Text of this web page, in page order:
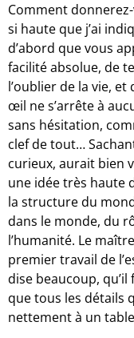
Comment
si haute que j’ai
d’abord que vous
facilité absolue, de
l’oublier de la vie,
œil ne s’arrête à
sans hésitation,
clef de tout…
curieux, aurait bien
une idée très haute
la structure du
dans le monde, du
l’humanité. Le
premier travail de
dise beaucoup,
que tous les détails
nettement à un